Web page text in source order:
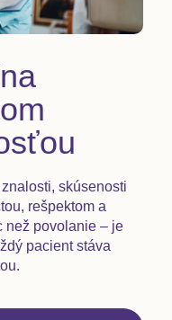
skúsenosti
rešpektom a
než povolanie – je
pacient stáva